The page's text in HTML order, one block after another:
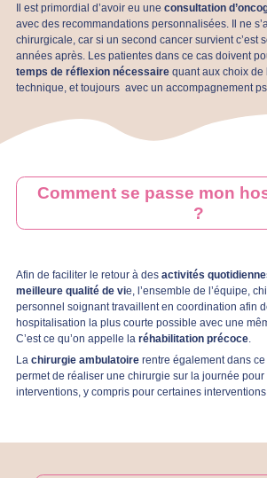
Il est primordial d’avoir eu une consultation
avec des recommandations personnalisées. Il ne
chirurgicale, car si un second cancer survient c’est
années après. Les patientes dans ce cas doivent
temps de réflexion nécessaire quant aux choix de
technique, et toujours avec un accompagnement
Comment se passe mon
?
Afin de faciliter le retour à des activités
meilleure qualité de vie, l’ensemble de l’équipe,
personnel soignant travaillent en coordination afin
hospitalisation la plus courte possible avec une
C’est ce qu’on appelle la réhabilitation précoce.
La chirurgie ambulatoire rentre également dans
permet de réaliser une chirurgie sur la journée
interventions, y compris pour certaines